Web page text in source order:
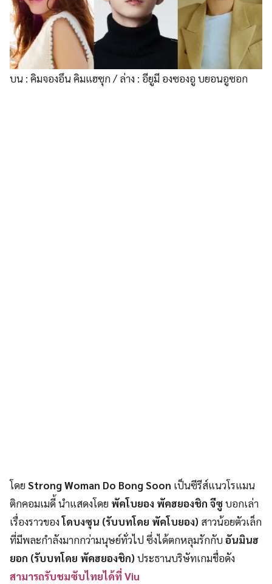
บน : คิมจองอึน คิมแฮซุก / ล่าง : อียูมี องซองอู บยอนอูซอก
โดยStrong Woman Do Bong Soon เป็นซีรีส์แนวโรแมน
ติกคอมเมดี้ นำแสดงโดย พัคโบยอง พัคฮยองชิก จีซูบอกเล่า
เรื่องราวของโดบงซุน (รับบทโดย พัคโบยอง) สาวน้อยตัวเล็ก
ที่มีพละกำลังมากกว่ามนุษย์ทั่วไป ซึ่งได้ตกหลุมรักกับอันมินฮ
ยอก (รับบทโดย พัคฮยองชิก)ประธานบริษัทเกมชื่อดัง
สามารถรับชมซับไทยได้ที่ Viu